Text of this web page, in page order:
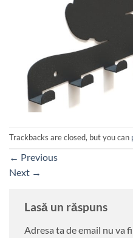
Trackbacks are closed, but you can
← Previous
Next →
Lasă un răspuns
Adresa ta de email nu va